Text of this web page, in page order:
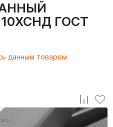
ГОСТ
данным товаром